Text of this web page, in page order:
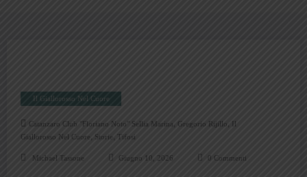
Il Giallorosso Nel Cuore
Catanzaro Club "Floriano Noto" Sellia Marina Gregorio Rijillo
Giallorosso Nel Cuore
Storie Tifosi
Michael Tassone Giugno 10, 2026 0 Commenti